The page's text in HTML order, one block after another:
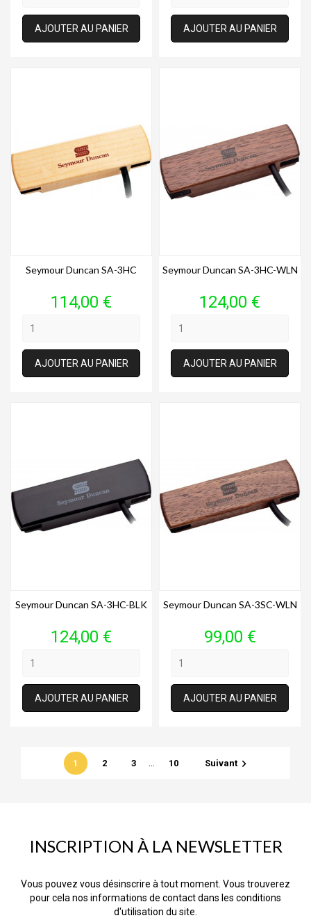
AJOUTER AU PANIER AJOUTER AU PANIER
Seymour Duncan SA-3HC
Prix
114,00 €
AJOUTER AU PANIER
Seymour Duncan SA-3HC-WLN
Prix
124,00 €
AJOUTER AU PANIER
Seymour Duncan SA-3HC-BLK
Prix
124,00 €
AJOUTER AU PANIER
Seymour Duncan SA-3SC-WLN
Prix
99,00 €
AJOUTER AU PANIER
1 2 3 10 Suivant
INSCRIPTION À LA NEWSLETTER
Vous pouvez vous désinscrire à tout moment. Vous trouverez
pour cela nos informations de contact dans les conditions
d'utilisation du site.